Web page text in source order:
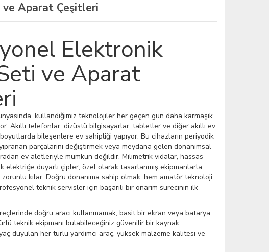
Aparat Çeşitleri
Elektronik
ve Aparat
kullandığımız teknolojiler her geçen gün daha karmaşık
Akıllı telefonlar, dizüstü bilgisayarlar, tabletler ve diğer akıllı ev
bileşenlere ev sahipliği yapıyor. Bu cihazların periyodik
parçalarını değiştirmek veya meydana gelen donanımsal
ev aletleriyle mümkün değildir. Milimetrik vidalar, hassas
elektriğe duyarlı çipler, özel olarak tasarlanmış ekipmanlarla
kılar. Doğru donanıma sahip olmak, hem amatör teknoloji
teknik servisler için başarılı bir onarım sürecinin ilk
doğru aracı kullanmamak, basit bir ekran veya batarya
teknik ekipmanı bulabileceğiniz güvenilir bir kaynak
duyulan her türlü yardımcı araç, yüksek malzeme kalitesi ve